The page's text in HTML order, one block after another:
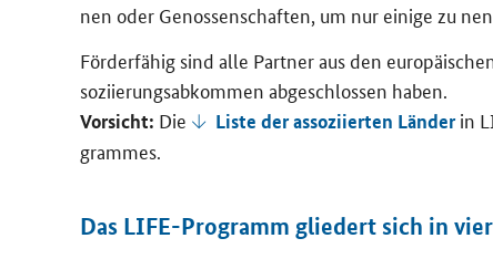
nen oder Ge­nos­sen­schaf­ten, um nur ei­ni­ge zu
För­der­fä­hig sind alle Part­ner aus den
so­zi­ie­rungs­ab­kom­men ab­ge­schlos­sen haben.
Vor­sicht: Die Liste der as­so­zi­ier­ten Län­derin
gram­mes.
Das LIFE-​Programm glie­dert sich in